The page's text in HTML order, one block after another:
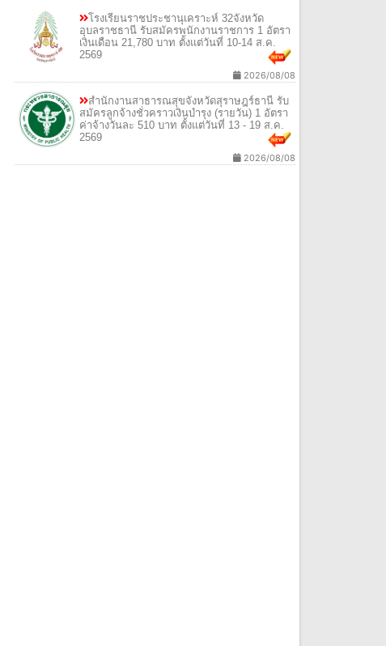
โรงเรียนราชประชานุเคราะห์ 32จังหวัด
อุบลราชธานี รับสมัครพนักงานราชการ 1 อัตรา
เงินเดือน 21,780 บาท ตั้งแต่วันที่ 10-14 ส.ค.
2569
2026/08/08
สํานักงานสาธารณสุขจังหวัดสุราษฎร์ธานี รับ
สมัครลูกจ้างชั่วคราวเงินบํารุง (รายวัน) 1 อัตรา
ค่าจ้างวันละ 510 บาท ตั้งแต่วันที่ 13 - 19 ส.ค.
2569
2026/08/08